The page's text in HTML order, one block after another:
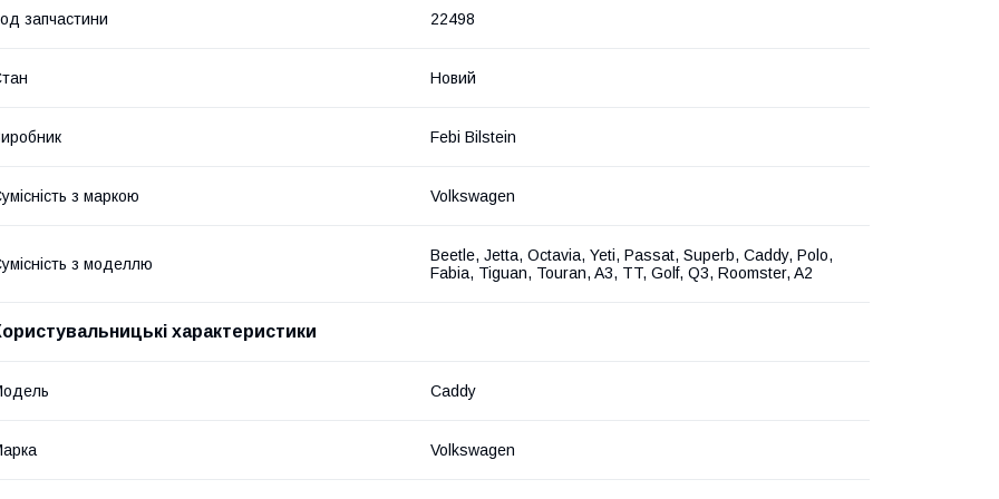
запчастини 22498
Новий
Febi Bilstein
з маркою Volkswagen
з моделлю
Beetle, Jetta, Octavia, Yeti, Passat, Superb, Caddy, Polo,
Fabia, Tiguan, Touran, A3, TT, Golf, Q3, Roomster, A2
характеристики
Caddy
Volkswagen